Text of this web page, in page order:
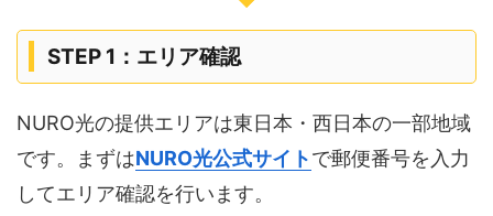
STEP 1：エリア確認
NURO光の提供エリアは東日本・西日本の一部地域
です。まずはNURO光公式サイトで郵便番号を入力
してエリア確認を行います。